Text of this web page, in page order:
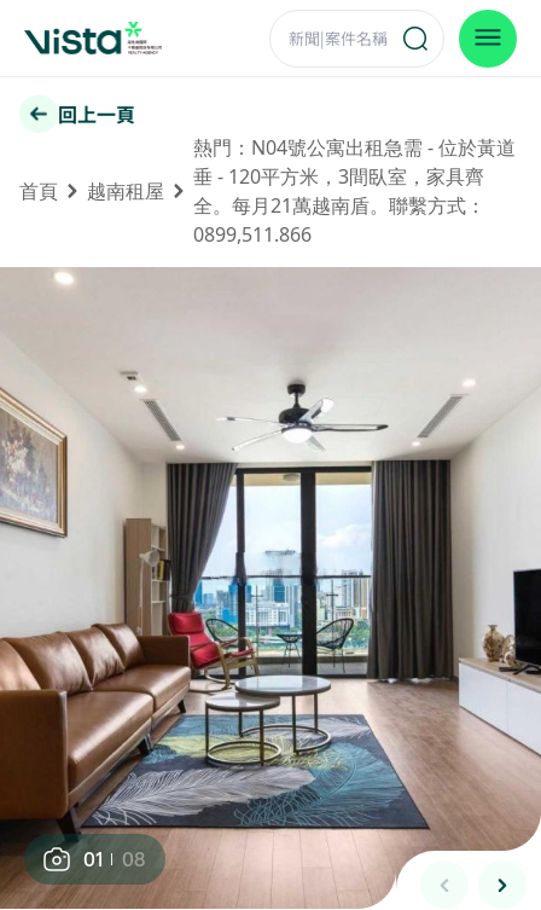
回上一頁
首頁 越南租屋
熱門：N04號公寓出租急需 - 位於黃道
垂 - 120平方米，3間臥室，家具齊
全。每月21萬越南盾。聯繫方式：
0899,511.866
01 08